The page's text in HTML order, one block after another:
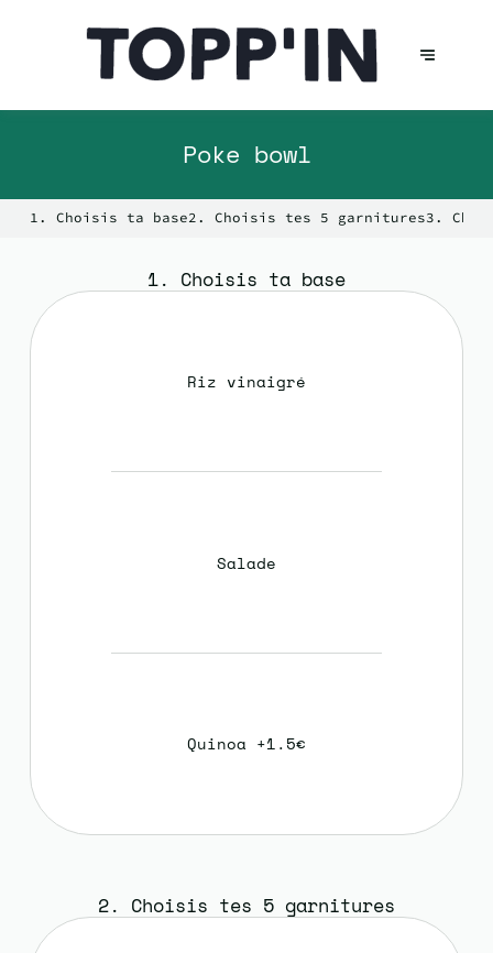
Poke bowl
1. Choisis ta base2. Choisis tes 5 garnitures3.
1. Choisis ta base
Riz vinaigré
Salade
Quinoa +1.5€
2. Choisis tes 5 garnitures